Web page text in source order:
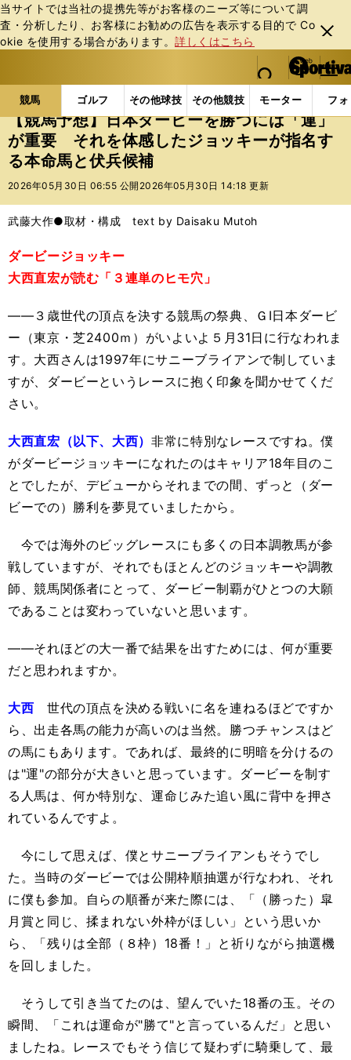
当サイトでは当社の提携先等がお客様のニーズ等について調
査・分析したり、お客様にお勧めの広告を表⽰する⽬的で Co
okie を使⽤する場合があります。詳しくはこちら
閉じ
る
web Sportiva (webスポルティーバ)
検索
マイペ
ー
ジ
メニュ
競馬 ゴルフ その他球技 その他競技 モーター フ
b
ス
ポ
ル
テ
ー
バ
競馬の記事一覧 競馬 【競馬予想】日本ダービーを
【競馬予想】日本ダービーを勝つには「運」
が重要 それを体感したジョッキーが指名す
る本命馬と伏兵候補
2026年05月30日 06:55 公開 2026年05月30日 14:18 更新
武藤大作●取材・構成 text by Daisaku Mutoh
ダービージョッキー
大西直宏が読む「３連単のヒモ穴」
――３歳世代の頂点を決する競馬の祭典、ＧⅠ日本ダービ
ー（東京・芝2400ｍ）がいよいよ５月31日に行なわれま
す。大西さんは1997年にサニーブライアンで制していま
すが、ダービーというレースに抱く印象を聞かせてくだ
さい。
大西直宏（以下、大西）非常に特別なレースですね。僕
がダービージョッキーになれたのはキャリア18年目のこ
とでしたが、デビューからそれまでの間、ずっと（ダー
ビーでの）勝利を夢見ていましたから。
今では海外のビッグレースにも多くの日本調教馬が参
戦していますが、それでもほとんどのジョッキーや調教
師、競馬関係者にとって、ダービー制覇がひとつの大願
であることは変わっていないと思います。
――それほどの大一番で結果を出すためには、何が重要
だと思われますか。
大西 世代の頂点を決める戦いに名を連ねるほどですか
ら、出走各馬の能力が高いのは当然。勝つチャンスはど
の馬にもあります。であれば、最終的に明暗を分けるの
は"運"の部分が大きいと思っています。ダービーを制す
る人馬は、何か特別な、運命じみた追い風に背中を押さ
れているんですよ。
今にして思えば、僕とサニーブライアンもそうでし
た。当時のダービーでは公開枠順抽選が行なわれ、それ
に僕も参加。自らの順番が来た際には、「（勝った）皐
月賞と同じ、揉まれない外枠がほしい」という思いか
ら、「残りは全部（８枠）18番！」と祈りながら抽選機
を回しました。
そうして引き当てたのは、望んでいた18番の玉。その
瞬間、「これは運命が"勝て"と言っているんだ」と思い
ましたね。レースでもそう信じて疑わずに騎乗して、最